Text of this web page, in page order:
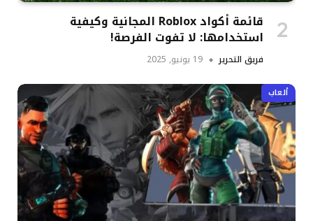
قائمة أكواد Roblox المجانية وكيفية
استخدامها: لا تفوت الفرصة!
فريق التحرير 19 يونيو, 2025
ألعاب